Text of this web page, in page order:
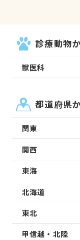
診療動物
獣医科
都道府県
関東
関西
東海
北海道
東北
甲信越・北陸